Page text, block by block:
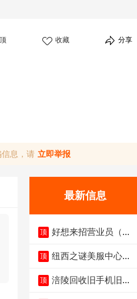
收藏 分享
息，请 立即举报
最新信息
顶 好想来招营业员（不
顶 纽西之谜美服中心招
顶 涪陵回收旧手机旧电